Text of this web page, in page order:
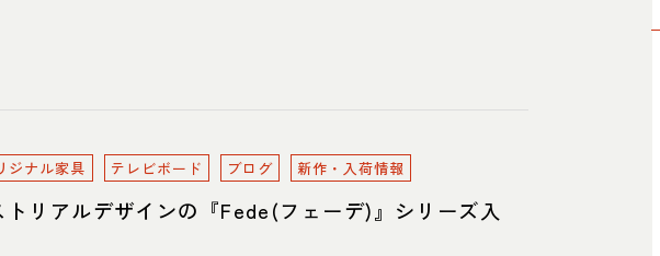
ジナル家具 テレビボード ブログ 新作・入荷情報
トリアルデザインの『Fede(フェーデ)』シリーズ入